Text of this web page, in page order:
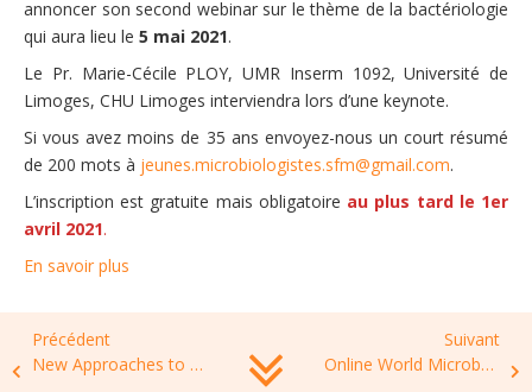
annoncer son second webinar sur le thème de la bactériologie
qui aura lieu le 5 mai 2021.
Le Pr. Marie-Cécile PLOY, UMR Inserm 1092, Université de
Limoges, CHU Limoges interviendra lors d’une keynote.
Si vous avez moins de 35 ans envoyez-nous un court résumé
de 200 mots à jeunes.microbiologistes.sfm@gmail.com.
L’inscription est gratuite mais obligatoire au plus tard le 1er
avril 2021.
En savoir plus
Précédent
New Approaches to Combat Antibiotic Resistant Bacteria, Spring 2022, Ascona, Switzerland
Suivant
Online World Microbe Forum, 20-24 June 2021